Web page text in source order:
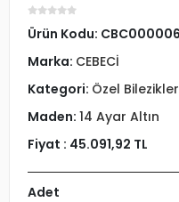
Ürün Kodu:
Marka: CEBECİ
Kategori: Özel Bilezikler
Maden: 14 Ayar Altın
Fiyat : 45.091,92 TL
Adet